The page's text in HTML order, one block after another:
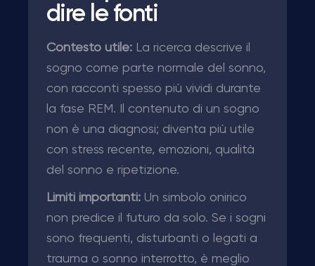
dire le fonti
Contesto utile: La ricerca descrive il
sogno come parte normale del sonno,
con racconti spesso più vividi durante
la fase REM. Il contenuto di un sogno
non è una diagnosi; diventa più utile
con stress recente, emozioni, qualità
del sonno e ripetizione.
Limiti importanti: Un simbolo onirico
non predice il futuro da solo. Se i sogni
sono frequenti, disturbanti o legati a
trauma o sonno interrotto, è meglio